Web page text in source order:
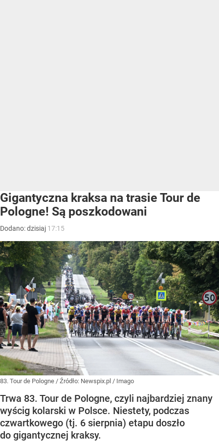
Gigantyczna kraksa na trasie Tour de
Pologne! Są poszkodowani
Dodano:dzisiaj 17:15
83. Tour de Pologne / Źródło: Newspix.pl / Imago
Trwa 83. Tour de Pologne, czyli najbardziej znany
wyścig kolarski w Polsce. Niestety, podczas
czwartkowego (tj. 6 sierpnia) etapu doszło
do gigantycznej kraksy.